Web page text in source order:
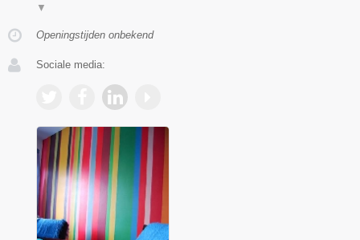
▼
Openingstijden onbekend
Sociale media: